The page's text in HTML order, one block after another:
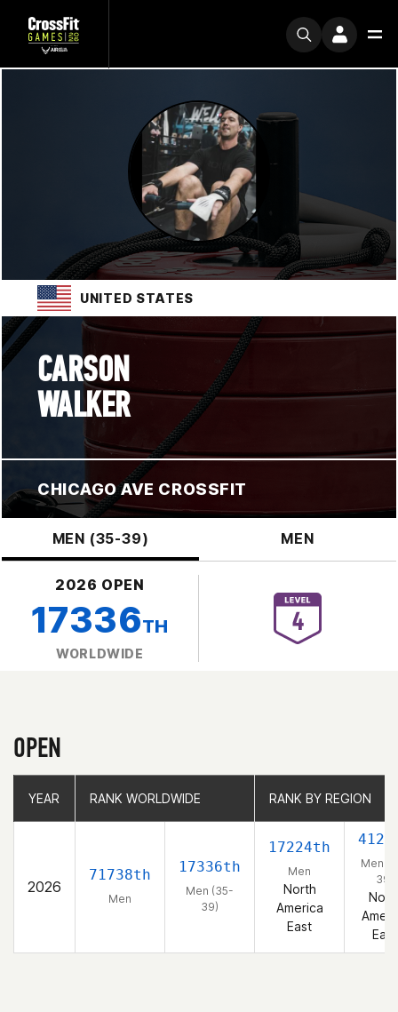
UNITED STATES
CARSON
WALKER
CHICAGO AVE CROSSFIT
MEN (35-39) MEN
2026 OPEN
17336TH
WORLDWIDE
OPEN
YEAR RANK WORLDWIDE RANK BY REGION
2026
71738th
Men
17336th
Men (35-
39)
17224th
Men
North
America
East
Men
39)
East
YEAR RANK WORLDWIDE RANK BY REGION